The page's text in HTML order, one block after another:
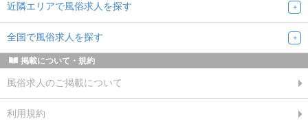
近隣エリアで風俗求人を探す
全国で風俗求人を探す
掲載について・規約
風俗求人のご掲載について
利用規約